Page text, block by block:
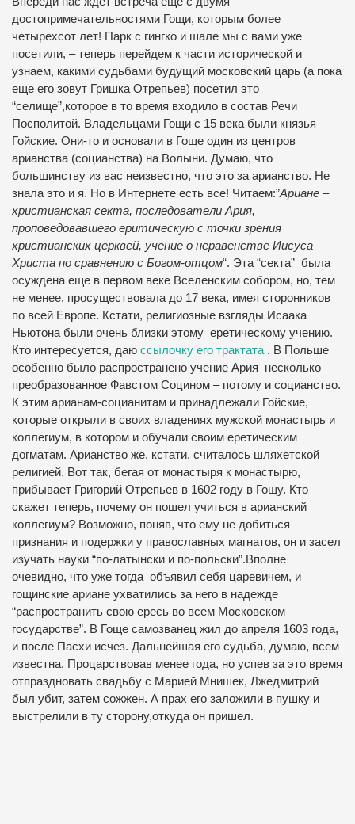
достопримечательностями Гощи, которым более
четырехсот лет! Парк с гингко и шале мы с вами уже
посетили, – теперь перейдем к части исторической и
узнаем, какими судьбами будущий московский царь (а пока
еще его зовут Гришка Отрепьев) посетил это
“селище”,которое в то время входило в состав Речи
Посполитой. Владельцами Гощи с 15 века были князья
Гойские. Они-то и основали в Гоще один из центров
арианства (социанства) на Волыни. Думаю, что
большинству из вас неизвестно, что это за арианство. Не
знала это и я. Но в Интернете есть все! Читаем:”Ариане –
христианская секта, последователи Ария,
проповедовавшего еритическую с точки зрения
христианских церквей, учение о неравенстве Иисуса
Христа по сравнению с Богом-отцом“. Эта “секта” была
осуждена еще в первом веке Вселенским собором, но, тем
не менее, просуществовала до 17 века, имея сторонников
по всей Европе. Кстати, религиозные взгляды Исаака
Ньютона были очень близки этому еретическому учению.
Кто интересуется, даю ссылочку его трактата . В Польше
особенно было распространено учение Ария несколько
преобразованное Фавстом Социном – потому и социанство.
К этим арианам-социанитам и принадлежали Гойские,
которые открыли в своих владениях мужской монастырь и
коллегиум, в котором и обучали своим еретическим
догматам. Арианство же, кстати, считалось шляхетской
религией. Вот так, бегая от монастыря к монастырю,
прибывает Григорий Отрепьев в 1602 году в Гощу. Кто
скажет теперь, почему он пошел учиться в арианский
коллегиум? Возможно, поняв, что ему не добиться
признания и подержки у православных магнатов, он и засел
изучать науки “по-латынски и по-польски”.Вполне
очевидно, что уже тогда объявил себя царевичем, и
гощинские ариане ухватились за него в надежде
“распространить свою ересь во всем Московском
государстве”. В Гоще самозванец жил до апреля 1603 года,
и после Пасхи исчез. Дальнейшая его судьба, думаю, всем
известна. Процарствовав менее года, но успев за это время
отпраздновать свадьбу с Марией Мнишек, Лжедмитрий
был убит, затем сожжен. А прах его заложили в пушку и
выстрелили в ту сторону,откуда он пришел.